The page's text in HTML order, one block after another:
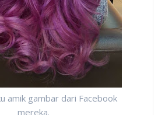
amik gambar dari Facebook
mereka.